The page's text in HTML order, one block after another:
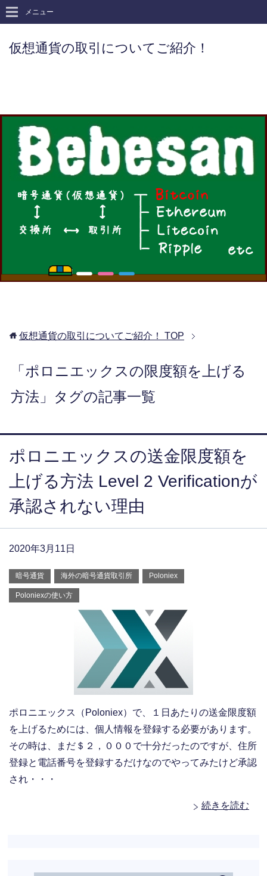
仮想通貨の取引についてご紹介！
メニュー
仮想通貨の取引についてご紹介！ TOP
「ポロニエックスの限度額を上げる
方法」タグの記事一覧
ポロニエックスの送金限度額を
上げる方法 Level 2 Verificationが
承認されない理由
2020年3月11日
暗号通貨 海外の暗号通貨取引所 Poloniex
Poloniexの使い方
ポロニエックス（Poloniex）で、１日あたりの送金限度額
を上げるためには、個人情報を登録する必要があります。
その時は、まだ＄２，０００で十分だったのですが、住所
登録と電話番号を登録するだけなのでやってみたけど承認
され・・・
続きを読む